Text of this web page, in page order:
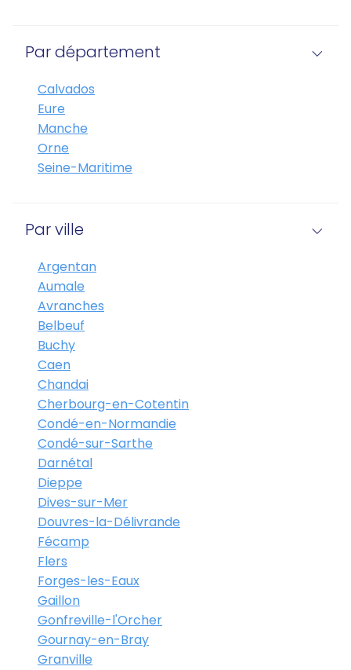
Par département
Calvados
Eure
Manche
Orne
Seine-Maritime
Par ville
Argentan
Aumale
Avranches
Belbeuf
Buchy
Caen
Chandai
Cherbourg-en-Cotentin
Condé-en-Normandie
Condé-sur-Sarthe
Darnétal
Dieppe
Dives-sur-Mer
Douvres-la-Délivrande
Fécamp
Flers
Forges-les-Eaux
Gaillon
Gonfreville-l'Orcher
Gournay-en-Bray
Granville